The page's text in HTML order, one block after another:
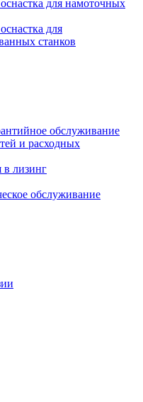
для намоточных
для
станков
обслуживание
и расходных
в лизинг
обслуживание